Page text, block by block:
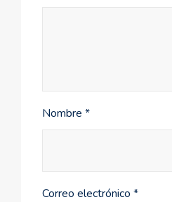
Nombre *
Correo electrónico *